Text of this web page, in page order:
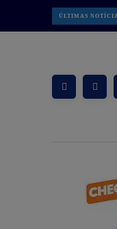
ÚLTIMAS